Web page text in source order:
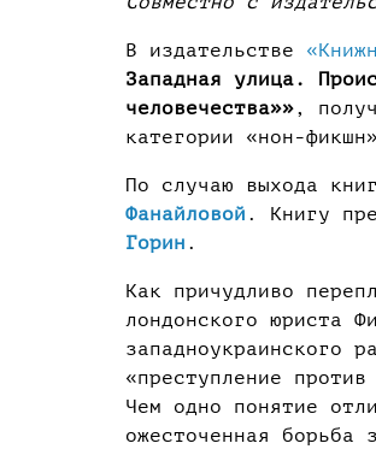
В издательстве
Западная улица.
человечества»»,
категории «нон-
По случаю выхода
Фанайловой . Книгу
Горин .
Как причудливо
лондонского юриста
западноукраинского
«преступление
Чем одно понятие
ожесточенная борьба